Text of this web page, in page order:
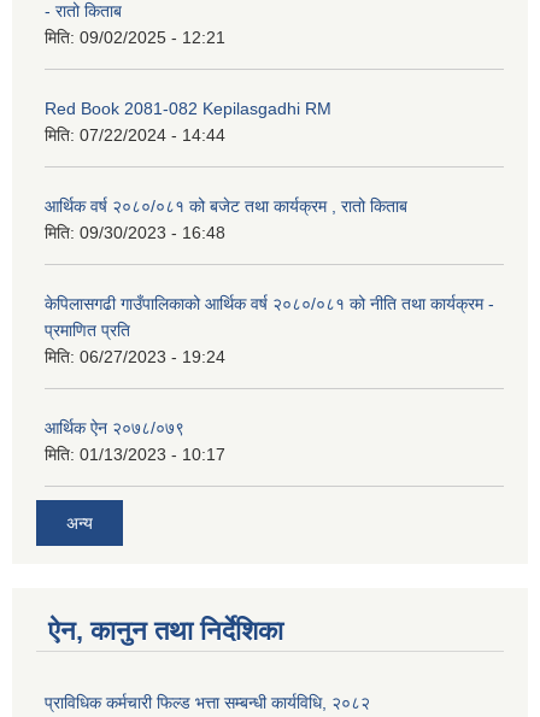
- रातो किताब
मिति: 09/02/2025 - 12:21
Red Book 2081-082 Kepilasgadhi RM
मिति: 07/22/2024 - 14:44
आर्थिक वर्ष २०८०/०८१ को बजेट तथा कार्यक्रम , रातो किताब
मिति: 09/30/2023 - 16:48
केपिलासगढी गाउँपालिकाको आर्थिक वर्ष २०८०/०८१ को नीति तथा कार्यक्रम -
प्रमाणित प्रति
मिति: 06/27/2023 - 19:24
आर्थिक ऐन २०७८/०७९
मिति: 01/13/2023 - 10:17
अन्य
ऐन, कानुन तथा निर्देशिका
प्राविधिक कर्मचारी फिल्ड भत्ता सम्बन्धी कार्यविधि, २०८२